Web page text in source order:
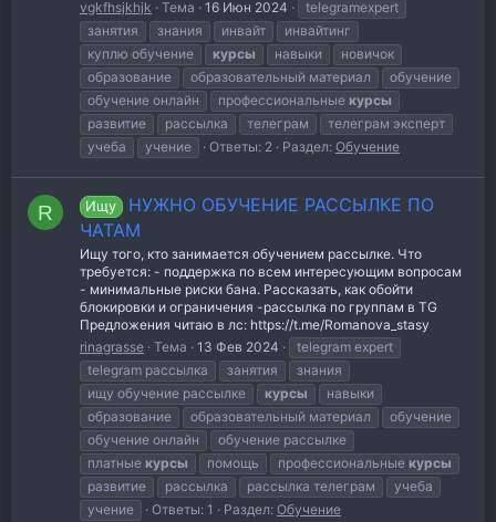
vgkfhsjkhjk
Тема 16 Июн 2024
telegramexpert
занятия
знания инвайт
инвайтинг
куплю обучение
курсы навыки
новичок
образование
образовательный материал
обучение
обучение онлайн
профессиональные курсы
развитие
рассылка телеграм
телеграм эксперт
учеба
учение Ответы: 2 Раздел: Обучение
R Ищу
НУЖНО ОБУЧЕНИЕ РАССЫЛКЕ ПО
ЧАТАМ
Ищу того, кто занимается обучением рассылке. Что
требуется: - поддержка по всем интересующим вопросам
- минимальные риски бана. Рассказать, как обойти
блокировки и ограничения -рассылка по группам в TG
Предложения читаю в лс: https://t.me/Romanova_stasy
rinagrasse Тема 13 Фев 2024
telegram expert
telegram рассылка
занятия
знания
ищу обучение рассылке
курсы
навыки
образование
образовательный материал
обучение
обучение онлайн
обучение рассылке
платные курсы помощь профессиональные курсы
развитие
рассылка рассылка телеграм
учеба
учение
Ответы: 1 Раздел: Обучение